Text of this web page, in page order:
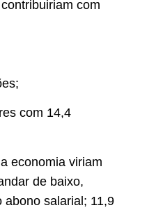
com
com 14,4
economia viriam
de baixo,
abono salarial; 11,9